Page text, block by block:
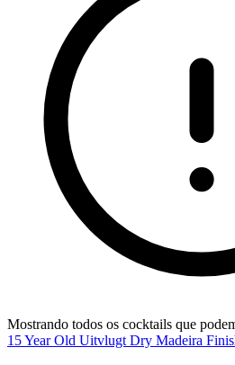
Mostrando todos os cocktails que
15 Year Old Uitvlugt Dry Madeira